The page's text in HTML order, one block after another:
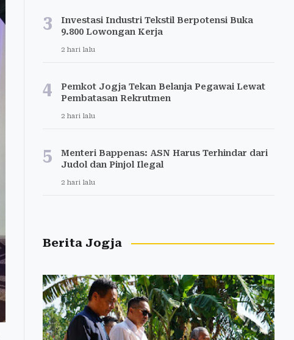
3
Investasi Industri Tekstil Berpotensi Buka
9.800 Lowongan Kerja
2 hari lalu
4
Pemkot Jogja Tekan Belanja Pegawai Lewat
Pembatasan Rekrutmen
2 hari lalu
5
Menteri Bappenas: ASN Harus Terhindar dari
Judol dan Pinjol Ilegal
2 hari lalu
Berita Jogja